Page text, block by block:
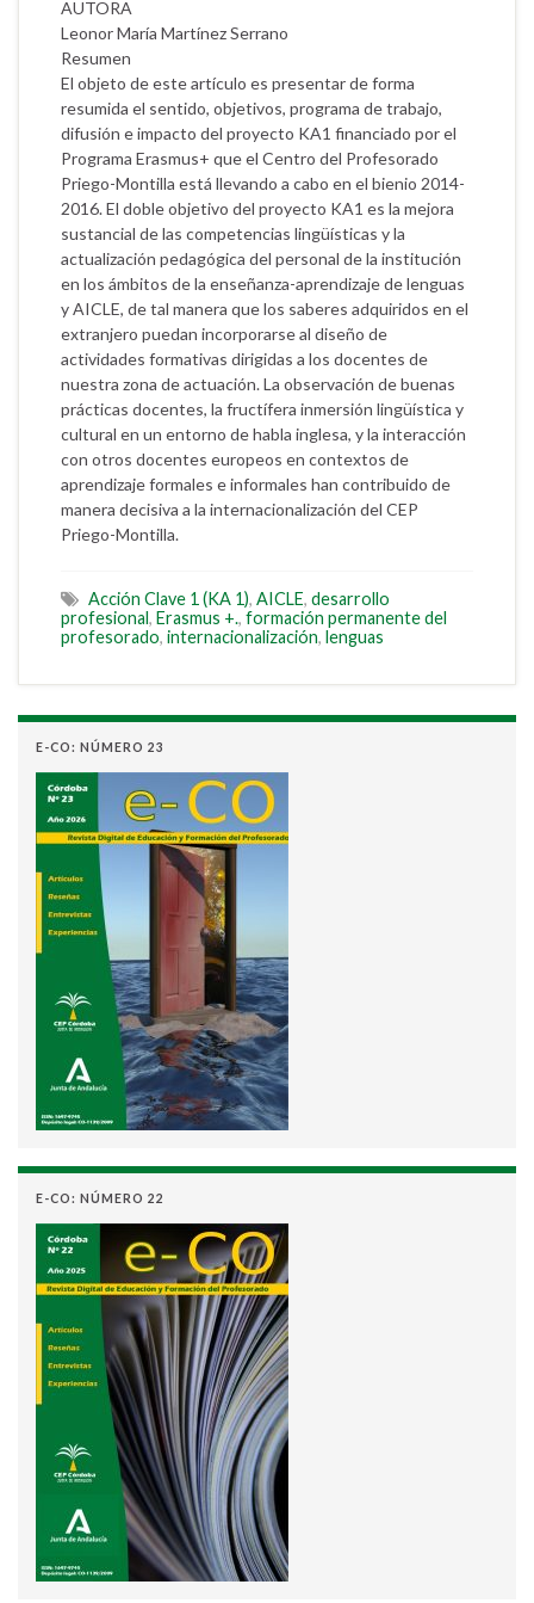
AUTORA
Leonor María Martínez Serrano
Resumen
El objeto de este artículo es presentar de forma
resumida el sentido, objetivos, programa de trabajo,
difusión e impacto del proyecto KA1 financiado por el
Programa Erasmus+ que el Centro del Profesorado
Priego-Montilla está llevando a cabo en el bienio 2014-
2016. El doble objetivo del proyecto KA1 es la mejora
sustancial de las competencias lingüísticas y la
actualización pedagógica del personal de la institución
en los ámbitos de la enseñanza-aprendizaje de lenguas
y AICLE, de tal manera que los saberes adquiridos en el
extranjero puedan incorporarse al diseño de
actividades formativas dirigidas a los docentes de
nuestra zona de actuación. La observación de buenas
prácticas docentes, la fructífera inmersión lingüística y
cultural en un entorno de habla inglesa, y la interacción
con otros docentes europeos en contextos de
aprendizaje formales e informales han contribuido de
manera decisiva a la internacionalización del CEP
Priego-Montilla.
Acción Clave 1 (KA 1), AICLE, desarrollo
profesional, Erasmus +., formación permanente del
profesorado, internacionalización, lenguas
E-CO: NÚMERO 23
E-CO: NÚMERO 22